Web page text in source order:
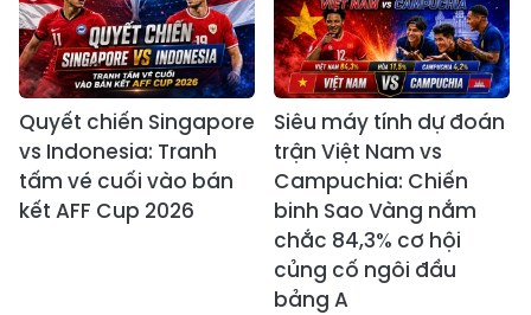
Quyết chiến Singapore
vs Indonesia: Tranh
tấm vé cuối vào bán
kết AFF Cup 2026
Siêu máy tính dự đoán
trận Việt Nam vs
Campuchia: Chiến
binh Sao Vàng nắm
chắc 84,3% cơ hội
củng cố ngôi đầu
bảng A